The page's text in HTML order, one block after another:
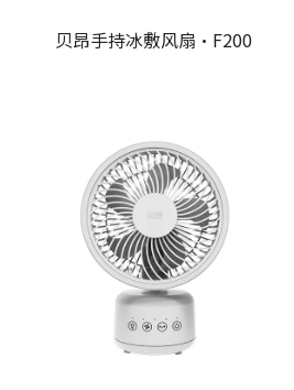
贝昂手持冰敷风扇·F200